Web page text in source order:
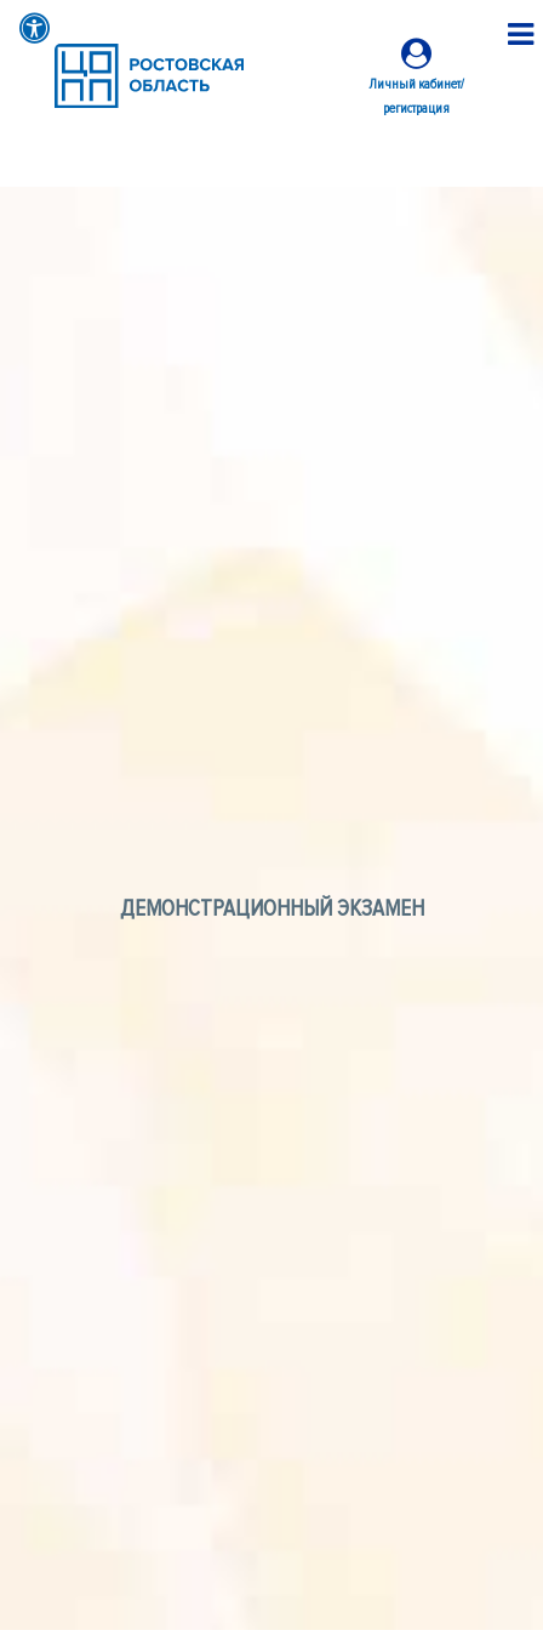
Личный кабинет/
регистрация
ДЕМОНСТРАЦИОННЫЙ ЭКЗАМЕН